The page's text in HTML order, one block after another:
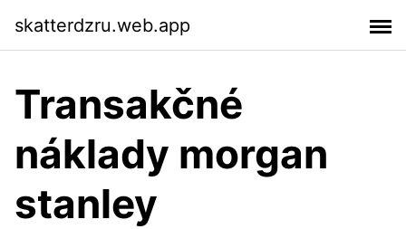
skatterdzru.web.app
Transakčné
náklady morgan
stanley